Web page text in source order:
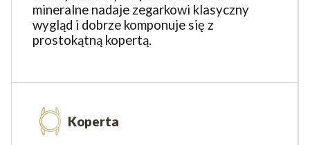
mineralne nadaje zegarkowi klasyczny
wygląd i dobrze komponuje się z
prostokątną kopertą.
Koperta